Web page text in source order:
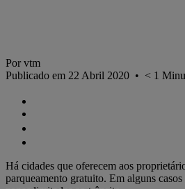
Por vtm
Publicado em 22 Abril 2020 • < 1
Há cidades que oferecem aos
parqueamento gratuito. Em alguns casos